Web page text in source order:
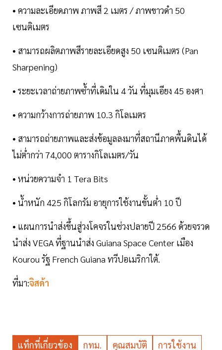
• ความละเอียดภาพ ภาพสี 2 เมตร / ภาพขาวดำ 50
เซนติเมตร
• สามารถผลิตภาพสีรายละเอียดสูง 50 เซนติเมตร (Pan
Sharpening)
• ระยะเวลาถ่ายภาพซ้ำที่เดิมใน 4 วัน ที่มุมเอียง 45 องศา
• ความกว้างการถ่ายภาพ 10.3 กิโลเมตร
• สามารถถ่ายภาพและส่งข้อมูลลงมาที่สถานีภาคพื้นดินได้
ไม่ต่ำกว่า 74,000 ตารางกิโลเมตร/วัน
• หน่วยความจำ 1 Tera Bits
• น้ำหนัก 425 กิโลกรัม อายุการใช้งานขั้นต่ำ 10 ปี
• แผนการนำส่งขึ้นสู่วงโคจรในช่วงปลายปี 2566 ด้วยจรวด
นำส่ง VEGA ที่ฐานนำส่ง Guiana Space Center เมือง
Kourou รัฐ French Guiana ทวีปอเมริกาใต้.
ที่มา:จิสด้า
แท็กที่เกี่ยวข้อง กทม. คุณสมบัติ การใช้งาน